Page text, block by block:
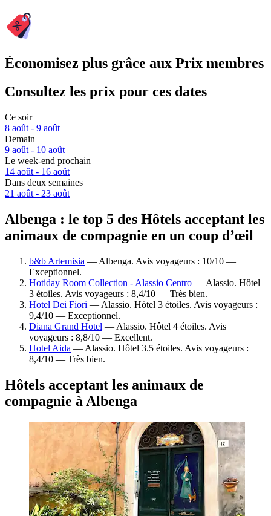
Économisez plus grâce aux Prix membres
Consultez les prix pour ces dates
Ce soir
8 août - 9 août
Demain
9 août - 10 août
Le week-end prochain
14 août - 16 août
Dans deux semaines
21 août - 23 août
Albenga : le top 5 des Hôtels acceptant les
animaux de compagnie en un coup d’œil
b&b Artemisia — Albenga. Avis voyageurs : 10/10 —
Exceptionnel.
Hotiday Room Collection - Alassio Centro — Alassio. Hôtel
3 étoiles. Avis voyageurs : 8,4/10 — Très bien.
Hotel Dei Fiori — Alassio. Hôtel 3 étoiles. Avis voyageurs :
9,4/10 — Exceptionnel.
Diana Grand Hotel — Alassio. Hôtel 4 étoiles. Avis
voyageurs : 8,8/10 — Excellent.
Hotel Aida — Alassio. Hôtel 3.5 étoiles. Avis voyageurs :
8,4/10 — Très bien.
Hôtels acceptant les animaux de
compagnie à Albenga